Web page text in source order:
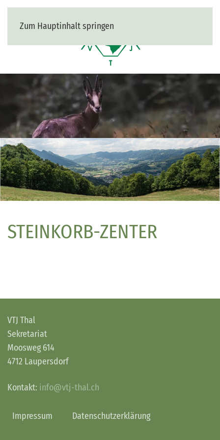
Zum Hauptinhalt springen
STEINKORB-ZENTER
VTJ Thal
Sekretariat
Moosweg 614
4712 Laupersdorf
Kontakt: info@vtj-thal.ch
Impressum Datenschutzerklärung